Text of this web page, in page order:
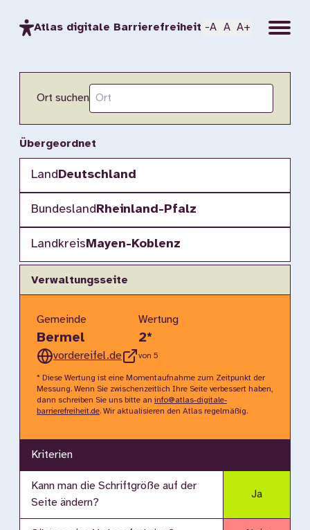
Atlas digitale Barrierefreiheit -A A A+ Menu
Ort suchen
Übergeordnet
LandDeutschland
BundeslandRheinland-Pfalz
LandkreisMayen-Koblenz
Verwaltungsseite
Gemeinde
Bermel
vordereifel.de
Wertung
2*
von 5
* Diese Wertung ist eine Momentaufnahme zum Zeitpunkt der
Messung. Wenn Sie zwischenzeitlich Ihre Seite verbessert haben,
dann schreiben Sie uns bitte an info@atlas-digitale-
barrierefreiheit.de. Wir aktualisieren den Atlas regelmäßig.
Kriterien
Kann man die Schriftgröße auf der
Seite ändern?
Ja